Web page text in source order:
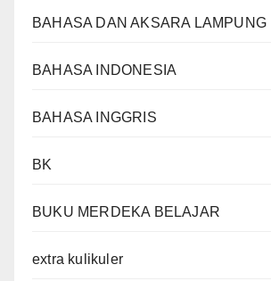
BAHASA DAN AKSARA LAMPUNG
BAHASA INDONESIA
BAHASA INGGRIS
BK
BUKU MERDEKA BELAJAR
extra kulikuler